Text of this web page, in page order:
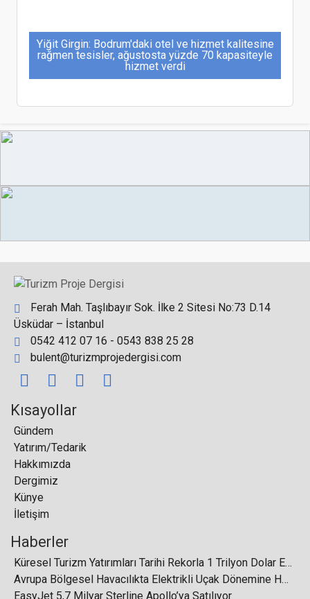
Yiğit Girgin: Bodrum'daki otel ve hizmet kalitesine
rağmen tesisler, ağustosta yüzde 70 kapasiteyle
hizmet verdi
Hitit yeni havayolları ile büyümeye devam ediyor
Almanya, İngiltere'yi “virüs varyant bölgesi” ilan
GTD Koordinasyonunda; ünlü Şefler, WorldFood
İstanbul'da bir araya geldi
Ferah Mah. Taşlıbayır Sok. İlke 2 Sitesi No:73 D.14
Üsküdar – İstanbul
0542 412 07 16 - 0543 838 25 28
bulent@turizmprojedergisi.com
Kısayollar
Gündem
Yatırım/Tedarik
Hakkımızda
Dergimiz
Künye
İletişim
Haberler
Küresel Turizm Yatırımları Tarihi Rekorla 1 Trilyon Dolar Eşiğini Aştı
Avrupa Bölgesel Havacılıkta Elektrikli Uçak Dönemine Hazırlanıyor
EasyJet 5,7 Milyar Sterline Apollo’ya Satılıyor